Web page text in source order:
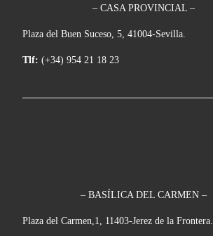
– CASA PROVINCIAL –
Plaza del Buen Suceso, 5, 41004-Sevilla.
Tlf: (+34) 954 21 18 23
– BASÍLICA DEL CARMEN –
Plaza del Carmen,1, 11403-Jerez de la Frontera.